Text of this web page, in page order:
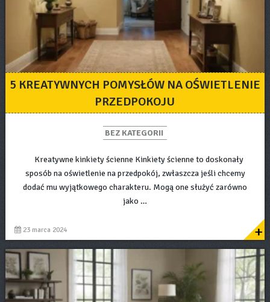
5 KREATYWNYCH POMYSŁÓW NA OŚWIETLENIE
PRZEDPOKOJU
BEZ KATEGORII
Kreatywne kinkiety ścienne Kinkiety ścienne to doskonały
sposób na oświetlenie na przedpokój, zwłaszcza jeśli chcemy
dodać mu wyjątkowego charakteru. Mogą one służyć zarówno
jako …
23 marca 2024 +